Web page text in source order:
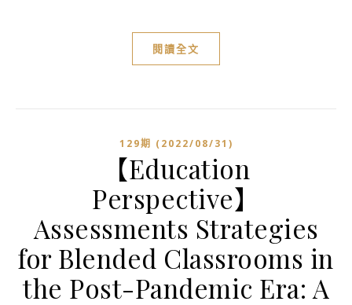
閱讀全文
129期 (2022/08/31)
【Education
Perspective】
Assessments Strategies
for Blended Classrooms in
the Post-Pandemic Era: A